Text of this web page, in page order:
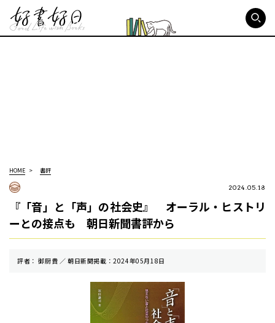
HOME 書評
2024.05.18
『「音」と「声」の社会史』 オーラル・ヒストリ
ーとの接点も 朝日新聞書評から
評者： 御厨貴 ／ 朝⽇新聞掲載：2024年05月18日